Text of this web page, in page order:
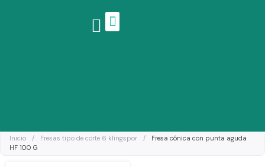
Inicio / Fresas tipo de corte 6 klingspor /
Fresa cónica con punta aguda
HF 100 G